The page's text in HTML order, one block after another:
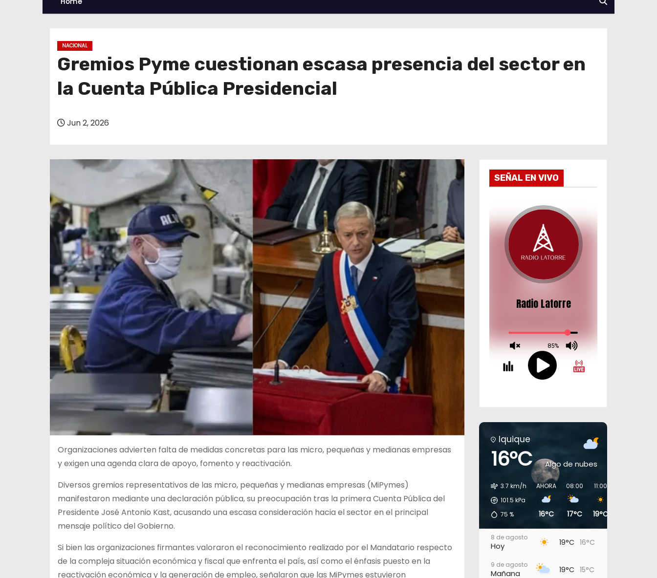
NACIONAL
Gremios Pyme cuestionan escasa presencia del sector en
la Cuenta Pública Presidencial
Jun 2, 2026
Organizaciones advierten falta de medidas concretas para las micro, pequeñas y medianas empresas
y exigen una agenda clara de apoyo, fomento y reactivación.
Diversos gremios representativos de las micro, pequeñas y medianas empresas (MiPymes)
manifestaron mediante una declaración pública, su preocupación tras la primera Cuenta Pública del
Presidente José Antonio Kast, acusando una escasa consideración hacia el sector en el principal
mensaje político del Gobierno.
Si bien las organizaciones firmantes valoraron el reconocimiento realizado por el Mandatario respecto
de la compleja situación económica y fiscal que enfrenta el país, así como el énfasis puesto en la
reactivación económica y la generación de empleo, señalaron que las MiPymes estuvieron
SEÑAL EN VIVO
Iquique
16°C Algo de nubes
3.7 km/h
101.5 kPa
75 %
AHORA
16°C
08:00
17°C
11:00
19°C
8 de agosto
Hoy 19°C 16°C
9 de agosto
Mañana 19°C 15°C